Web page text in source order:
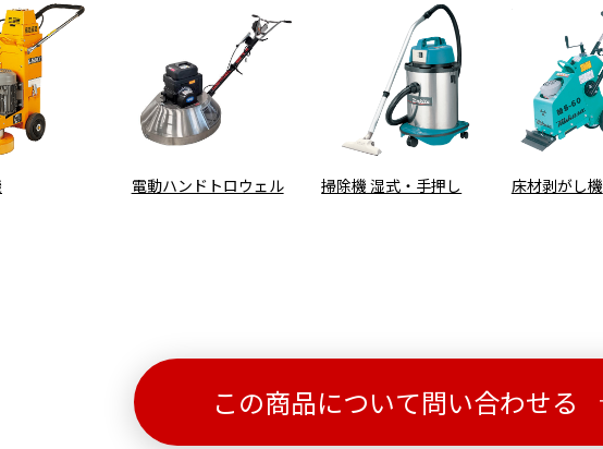
電動ハンドトロウェル 掃除機 湿式・手押し 床材剥がし機
この商品について問い合わせる